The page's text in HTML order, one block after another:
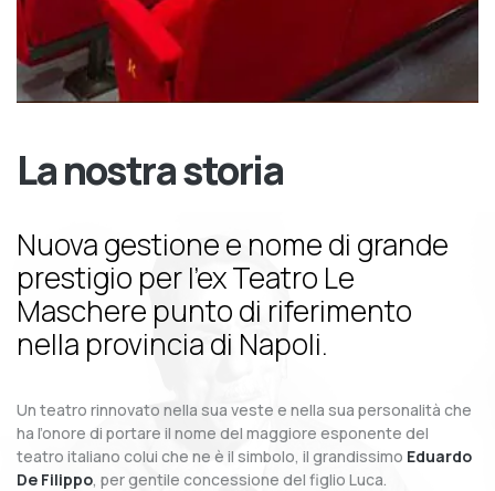
La nostra storia
Nuova gestione e nome di grande
prestigio per l’ex Teatro Le
Maschere punto di riferimento
nella provincia di Napoli.
Un teatro rinnovato nella sua veste e nella sua personalità che
ha l’onore di portare il nome del maggiore esponente del
teatro italiano colui che ne è il simbolo, il grandissimo Eduardo
De Filippo, per gentile concessione del figlio Luca.